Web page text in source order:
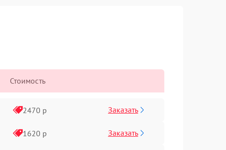
Стоимость
2470 р Заказать
1620 р Заказать